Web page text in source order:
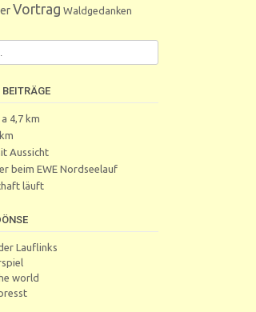
Vortrag Waldgedanken
BEITRÄGE
4,7 km
Aussicht
beim EWE Nordseelauf
läuft
Lauflinks
world